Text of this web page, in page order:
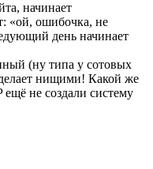
начинает
«ой, ошибочка, не
день начинает
(ну типа у сотовых
нищими! Какой же
не создали систему